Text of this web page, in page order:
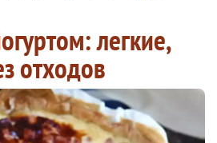
легкие,
отходов